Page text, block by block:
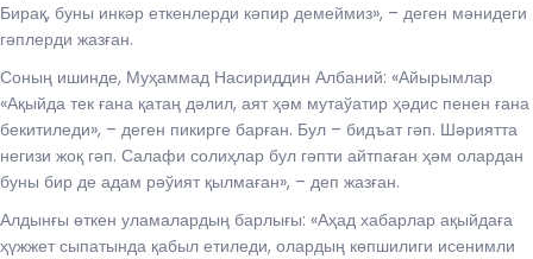
Бирақ, буны инкәр еткенлерди кәпир демеймиз», – деген мәнидеги
гәплерди жазған.
Соның ишинде, Муҳаммад Насириддин Албаний: «Айырымлар
«Ақыйда тек ғана қатаң дәлил, аят ҳәм мутаўатир ҳәдис пенен ғана
бекитиледи», – деген пикирге барған. Бул – бидъат гәп. Шәриятта
негизи жоқ гәп. Салафи солиҳлар бул гәпти айтпаған ҳәм олардан
буны бир де адам рәўият қылмаған», – деп жазған.
Алдынғы өткен уламалардың барлығы: «Аҳад хабарлар ақыйдаға
ҳүжжет сыпатында қабыл етиледи, олардың көпшилиги исенимли